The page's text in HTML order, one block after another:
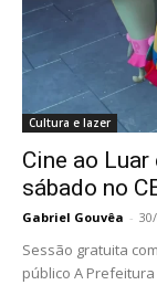
Cultura e lazer
Cine ao Luar
sábado no
Gabriel Gouvêa -
Sessão gratuita
público A